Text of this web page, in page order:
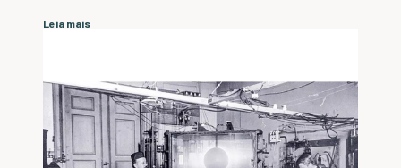
Leia mais